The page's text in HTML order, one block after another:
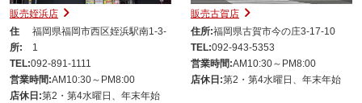
販売姪浜店
住
所:
福岡県福岡市西区姪浜駅南1-3-
1
TEL:092-891-1111
営業時間:AM10:30～PM8:00
店休日:第2・第4水曜日、年末年始
販売古賀店
住所:福岡県古賀市今の庄3-17-10
TEL:092-943-5353
営業時間:AM10:30～PM8:00
店休日:第2・第4水曜日、年末年始